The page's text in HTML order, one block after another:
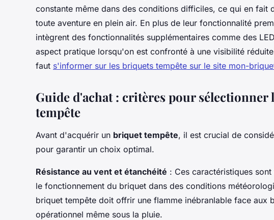
constante même dans des conditions difficiles, ce qui en fait
toute aventure en plein air. En plus de leur fonctionnalité
intègrent des fonctionnalités supplémentaires comme des
aspect pratique lorsqu'on est confronté à une visibilité
faut s'informer sur les briquets tempête sur le site mon-
Guide d'achat : critères pour
tempête
Avant d'acquérir un briquet tempête, il est crucial de
pour garantir un choix optimal.
Résistance au vent et étanchéité : Ces caractéristiques
le fonctionnement du briquet dans des conditions
briquet tempête doit offrir une flamme inébranlable face aux
opérationnel même sous la pluie.